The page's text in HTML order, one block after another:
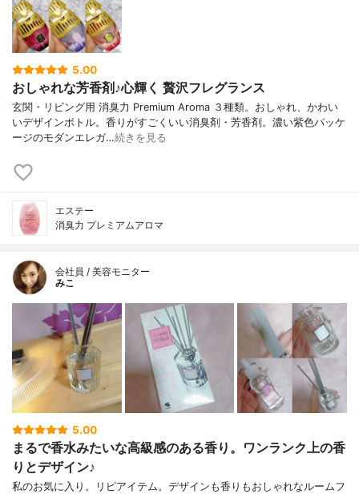
5.00
おしゃれな芳香剤♪心輝く 贅沢フレグランス
玄関・リビング用 消臭力 Premium Aroma ３種類。おしゃれ、かわい
いデザインボトル。香りがすごくいい消臭剤・芳香剤。濃い紫色パッケ
ージのモダンエレガ…続きを見る
エステー
消臭力 プレミアムアロマ
会社員 / 美容モニター
みこ
5.00
まるで香水みたいな高級感のある香り。ワンランク上の香
りとデザイン♪
私のお気に入り。リピアイテム。デザインも香りもおしゃれなルームフ